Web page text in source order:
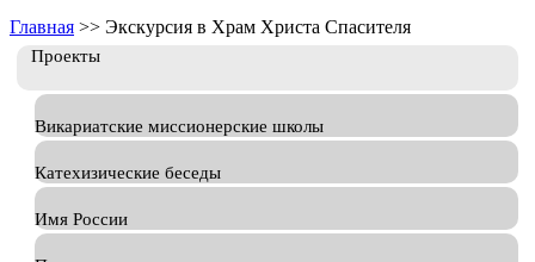
Главная >> Экскурсия в Храм Христа Спасителя
Проекты
Викариатские миссионерские школы
Катехизические беседы
Имя России